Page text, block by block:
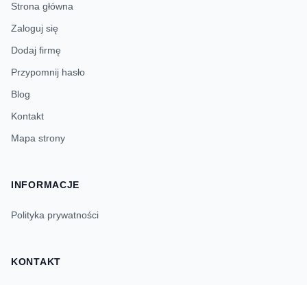
Strona główna
Zaloguj się
Dodaj firmę
Przypomnij hasło
Blog
Kontakt
Mapa strony
INFORMACJE
Polityka prywatności
KONTAKT